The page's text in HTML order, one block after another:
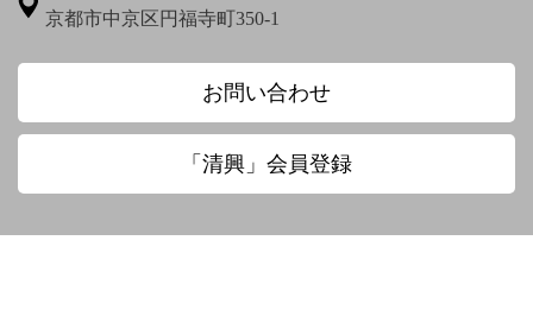
圓珠庵羅城
大田垣蓮月 大田垣蓮月 鈴木百年
大田垣蓮月賛 松岡環翠画 大谷光演
京都市中京区円福寺町350-1
お問い合わせ
「清興」会員登録